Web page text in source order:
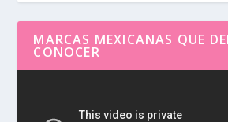
MARCAS MEXICANAS QUE
CONOCER